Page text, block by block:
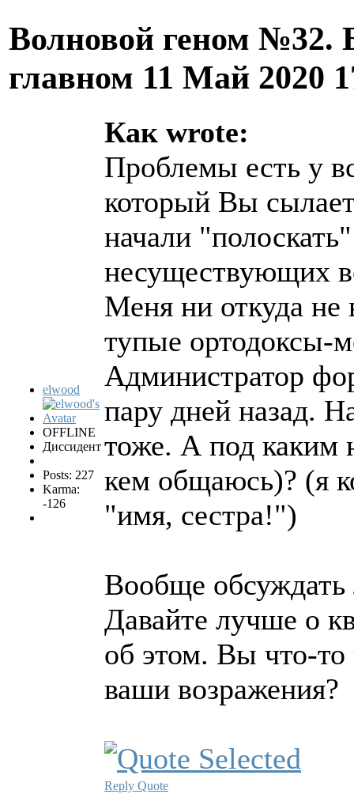
Волновой геном №32.
главном 11 Май 2020
elwood
OFFLINE
Диссидент
Posts: 227
Karma:
-126
Как wrote:
Проблемы есть у
который Вы
начали
несуществующих
Меня ни откуда не
тупые ортодоксы-
Администратор
пару дней назад.
тоже. А под каким
кем общаюсь)? (я
"имя, сестра!")
Вообще обсуждать
Давайте лучше о
об этом. Вы что-то
ваши возражения?
Reply Quote